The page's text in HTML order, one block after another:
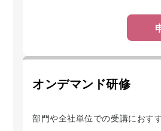
オンデマンド研修
部門や全社単位での受講におす